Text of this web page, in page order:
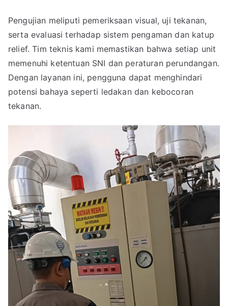
Pengujian meliputi pemeriksaan visual, uji tekanan,
serta evaluasi terhadap sistem pengaman dan katup
relief. Tim teknis kami memastikan bahwa setiap unit
memenuhi ketentuan SNI dan peraturan perundangan.
Dengan layanan ini, pengguna dapat menghindari
potensi bahaya seperti ledakan dan kebocoran
tekanan.